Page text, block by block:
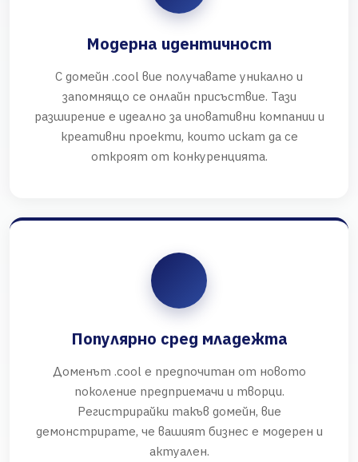
Модерна идентичност
С домейн .cool вие получавате уникално и
запомнящо се онлайн присъствие. Тази
разширение е идеално за иновативни компании и
креативни проекти, които искат да се
откроят от конкуренцията.
Популярно сред младежта
Доменът .cool е предпочитан от новото
поколение предприемачи и творци.
Регистрирайки такъв домейн, вие
демонстрирате, че вашият бизнес е модерен и
актуален.